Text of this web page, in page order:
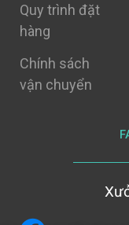
Quy trình đặt
hàng
Chính sách
vận chuyển